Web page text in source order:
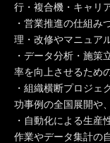
行・複合機・キャリ
・営業推進の仕組み
理・改修やマニュア
・データ分析・施策
率を向上させるため
・組織横断プロジェ
功事例の全国展開や
・自動化による生産
作業やデータ集計の